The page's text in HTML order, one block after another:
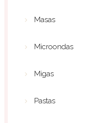
Masas
Microondas
Migas
Pastas